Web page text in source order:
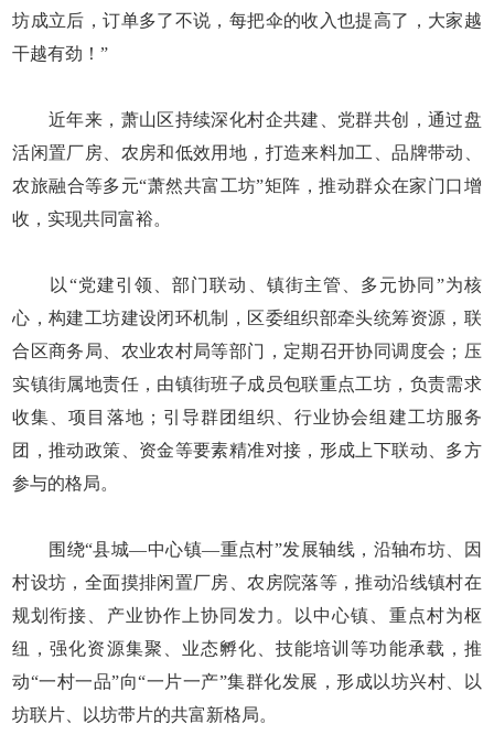
坊成立后，订单多了不说，每把伞的收入也提高了，大家越
干越有劲！”
近年来，萧山区持续深化村企共建、党群共创，通过盘
活闲置厂房、农房和低效用地，打造来料加工、品牌带动、
农旅融合等多元“萧然共富工坊”矩阵，推动群众在家门口增
收，实现共同富裕。
以“党建引领、部门联动、镇街主管、多元协同”为核
心，构建工坊建设闭环机制，区委组织部牵头统筹资源，联
合区商务局、农业农村局等部门，定期召开协同调度会；压
实镇街属地责任，由镇街班子成员包联重点工坊，负责需求
收集、项目落地；引导群团组织、行业协会组建工坊服务
团，推动政策、资金等要素精准对接，形成上下联动、多方
参与的格局。
围绕“县城—中心镇—重点村”发展轴线，沿轴布坊、因
村设坊，全面摸排闲置厂房、农房院落等，推动沿线镇村在
规划衔接、产业协作上协同发力。以中心镇、重点村为枢
纽，强化资源集聚、业态孵化、技能培训等功能承载，推
动“一村一品”向“一片一产”集群化发展，形成以坊兴村、以
坊联片、以坊带片的共富新格局。